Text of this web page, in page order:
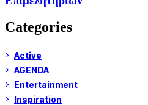
Categories
Active
AGENDA
Entertainment
Inspiration